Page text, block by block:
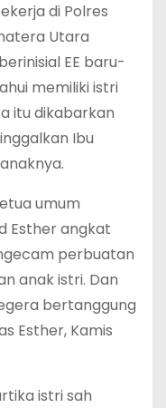
di Polres
Utara
EE baru-
memiliki istri
itu dikabarkan
Ibu
umum
Esther angkat
perbuatan
anak istri. Dan
bertanggung
Esther, Kamis
istri sah